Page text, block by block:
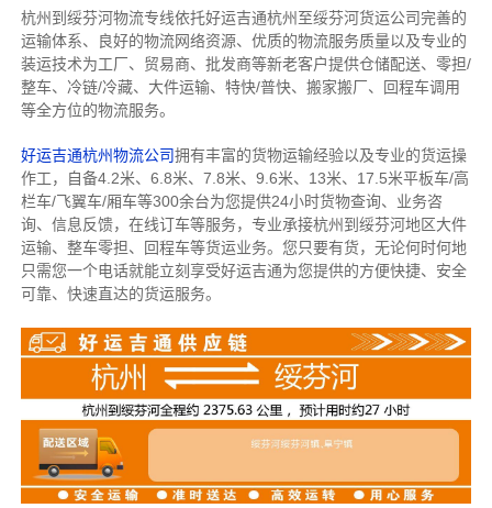
杭州到绥芬河物流专线依托好运吉通杭州至绥芬河货运公司完善的
运输体系、良好的物流网络资源、优质的物流服务质量以及专业的
装运技术为工厂、贸易商、批发商等新老客户提供仓储配送、零担/
整车、冷链/冷藏、大件运输、特快/普快、搬家搬厂、回程车调用
等全方位的物流服务。
好运吉通杭州物流公司拥有丰富的货物运输经验以及专业的货运操
作工，自备4.2米、6.8米、7.8米、9.6米、13米、17.5米平板车/高
栏车/飞翼车/厢车等300余台为您提供24小时货物查询、业务咨
询、信息反馈，在线订车等服务， 专业承接杭州到绥芬河地区大件
运输、整车零担、回程车等货运业务。 您只要有货，无论何时何地
只需您一个电话就能立刻享受好运吉通为您提供的方便快捷、安全
可靠、快速直达的货运服务。